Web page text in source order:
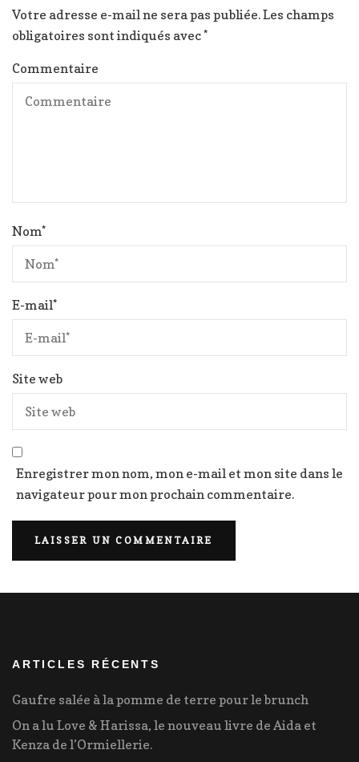
Votre adresse e-mail ne sera pas publiée.Les champs
obligatoires sont indiqués avec*
Commentaire
Nom*
E-mail*
Site web
Enregistrer mon nom, mon e-mail et mon site dans le
navigateur pour mon prochain commentaire.
ARTICLES RÉCENTS
Gaufre salée à la pomme de terre pour le brunch
On a lu Love & Harissa, le nouveau livre de Aida et
Kenza de l’Ormiellerie.